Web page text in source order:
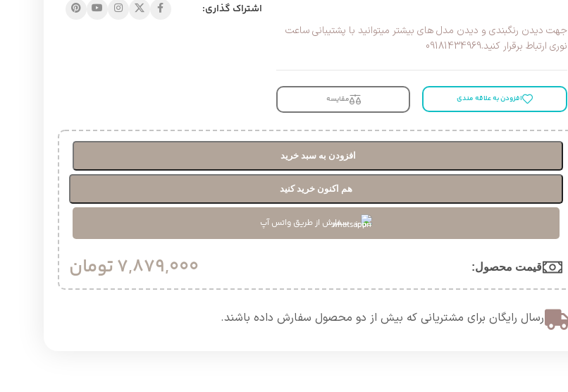
جهت دیدن رنگبندی و دیدن مدل های بیشتر میتوانید با پشتیبانی ساعت
نوری ارتباط برقرار کنید.09181434969
افزودن به علاقه مندی مقایسه
اشتراک گذاری:
افزودن به سبد خرید
هم اکنون خرید کنید
سفارش از طریق واتس آپ
قیمت محصول:​ 7,879,000تومان
ارسال رایگان برای مشتریانی که بیش از دو محصول سفارش داده باشند.​